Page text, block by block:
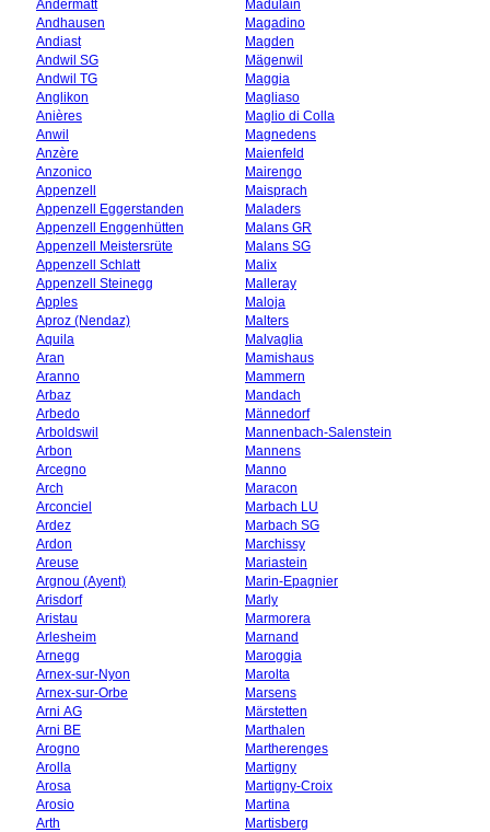
Andermatt
Andhausen
Andiast
Andwil SG
Andwil TG
Anglikon
Anières
Anwil
Anzère
Anzonico
Appenzell
Appenzell Eggerstanden
Appenzell Enggenhütten
Appenzell Meistersrüte
Appenzell Schlatt
Appenzell Steinegg
Apples
Aproz (Nendaz)
Aquila
Aran
Aranno
Arbaz
Arbedo
Arboldswil
Arbon
Arcegno
Arch
Arconciel
Ardez
Ardon
Areuse
Argnou (Ayent)
Arisdorf
Aristau
Arlesheim
Arnegg
Arnex-sur-Nyon
Arnex-sur-Orbe
Arni AG
Arni BE
Arogno
Arolla
Arosa
Arosio
Arth
Madulain
Magadino
Magden
Mägenwil
Maggia
Magliaso
Maglio di Colla
Magnedens
Maienfeld
Mairengo
Maisprach
Maladers
Malans GR
Malans SG
Malix
Malleray
Maloja
Malters
Malvaglia
Mamishaus
Mammern
Mandach
Männedorf
Mannenbach-Salenstein
Mannens
Manno
Maracon
Marbach LU
Marbach SG
Marchissy
Mariastein
Marin-Epagnier
Marly
Marmorera
Marnand
Maroggia
Marolta
Marsens
Märstetten
Marthalen
Martherenges
Martigny
Martigny-Croix
Martina
Martisberg